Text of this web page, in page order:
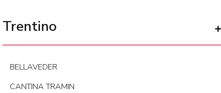
Trentino
BELLAVEDER
CANTINA TRAMIN